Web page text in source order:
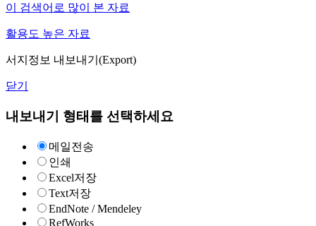
이 검색어로 많이 본 자료
활용도 높은 자료
서지정보 내보내기(Export)
닫기
내보내기 형태를 선택하세요
메일전송
인쇄
Excel저장
Text저장
EndNote / Mendeley
RefWorks